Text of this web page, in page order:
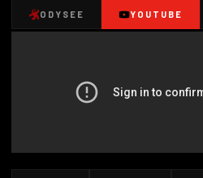
ODYSEE YOUTUBE